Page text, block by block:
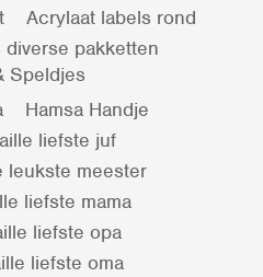
Acrylaat labels rond
pakketten
Speldjes
Hamsa Handje
liefste juf
leukste meester
liefste mama
liefste opa
liefste oma